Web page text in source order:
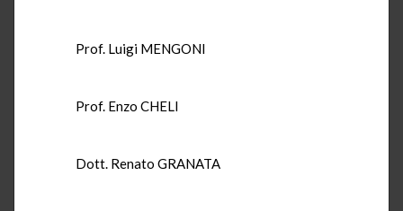
Prof. Luigi MENGONI
Prof. Enzo CHELI
Dott. Renato GRANATA